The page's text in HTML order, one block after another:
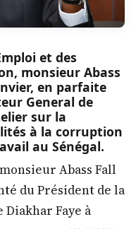
et des
monsieur Abass
en parfaite
General de
sur la
à la corruption
au Sénégal.
Abass Fall
du Président de la
Faye à